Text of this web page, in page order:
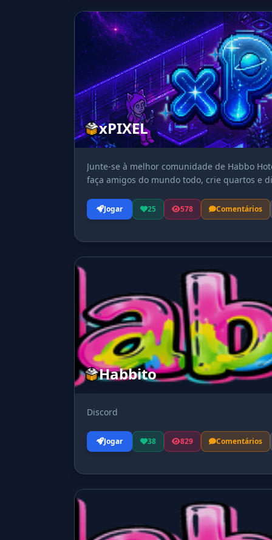
xPIXEL
Junte-se à melhor comunidade de Habbo
faça amigos do mundo todo, crie quartos e
Jogar 25 578 Comentários
Habbito
Discord
Jogar 38 829 Comentários